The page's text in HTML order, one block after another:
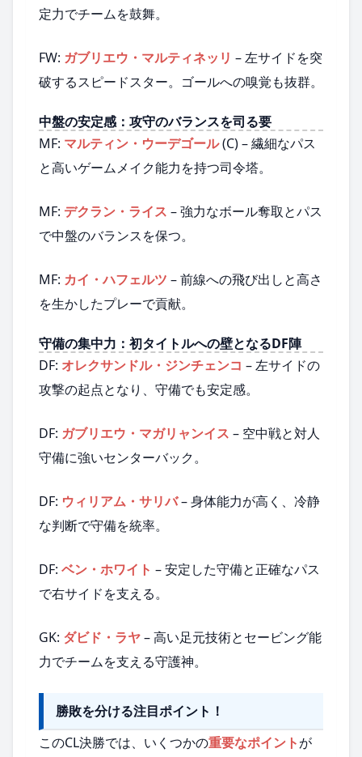
定力でチームを鼓舞。
FW: ガブリエウ・マルティネッリ – 左サイドを突
破するスピードスター。ゴールへの嗅覚も抜群。
中盤の安定感：攻守のバランスを司る要
MF: マルティン・ウーデゴール(C) – 繊細なパス
と高いゲームメイク能力を持つ司令塔。
MF: デクラン・ライス – 強力なボール奪取とパス
で中盤のバランスを保つ。
MF: カイ・ハフェルツ – 前線への飛び出しと高さ
を生かしたプレーで貢献。
守備の集中力：初タイトルへの壁となるDF陣
DF: オレクサンドル・ジンチェンコ – 左サイドの
攻撃の起点となり、守備でも安定感。
DF: ガブリエウ・マガリャンイス – 空中戦と対人
守備に強いセンターバック。
DF: ウィリアム・サリバ– 身体能力が高く、冷静
な判断で守備を統率。
DF: ベン・ホワイト – 安定した守備と正確なパス
で右サイドを支える。
GK: ダビド・ラヤ– 高い足元技術とセービング能
力でチームを支える守護神。
勝敗を分ける注目ポイント！
このCL決勝では、いくつかの重要なポイントが